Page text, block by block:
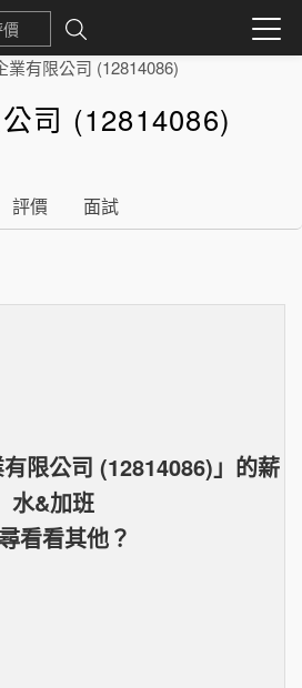
業有限公司 (12814086)
司 (12814086)
評價 面試
限公司 (12814086)」的薪
水&加班
看看其他？